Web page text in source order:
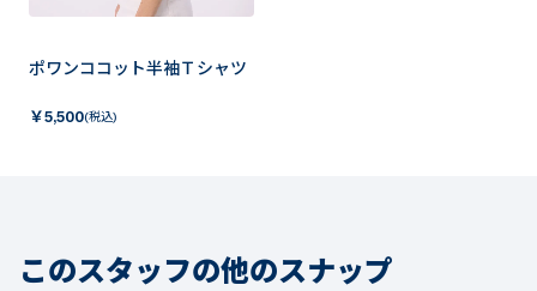
ポワンココット半袖Ｔシャツ
￥5,500(税込)
このスタッフの他のスナップ